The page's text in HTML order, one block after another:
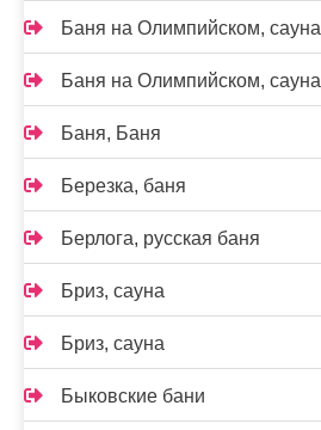
Баня на Олимпийском, сауна
Баня на Олимпийском, сауна
Баня, Баня
Березка, баня
Берлога, русская баня
Бриз, сауна
Бриз, сауна
Быковские бани